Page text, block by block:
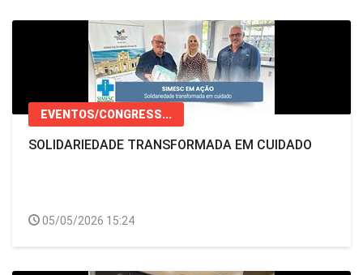
EVENTOS/CONGRESS...
SOLIDARIEDADE TRANSFORMADA EM CUIDADO
05/05/2026 15:24